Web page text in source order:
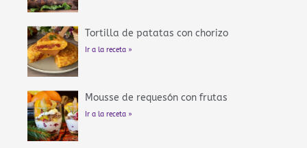
Tortilla de patatas con chorizo
Ir a la receta »
Mousse de requesón con frutas
Ir a la receta »